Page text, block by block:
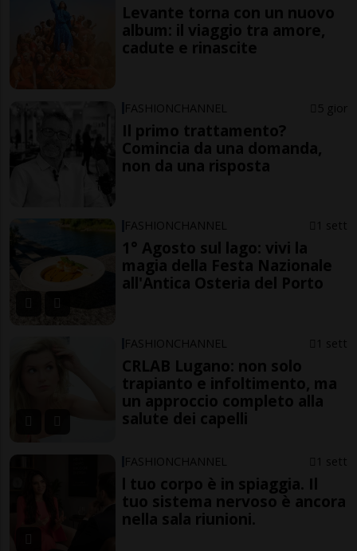
Levante torna con un nuovo
album: il viaggio tra amore,
cadute e rinascite
FASHIONCHANNEL 5 gior
Il primo trattamento?
Comincia da una domanda,
non da una risposta
FASHIONCHANNEL 1 sett
1° Agosto sul lago: vivi la
magia della Festa Nazionale
all'Antica Osteria del Porto
FASHIONCHANNEL 1 sett
CRLAB Lugano: non solo
trapianto e infoltimento, ma
un approccio completo alla
salute dei capelli
FASHIONCHANNEL 1 sett
l tuo corpo è in spiaggia. Il
tuo sistema nervoso è ancora
nella sala riunioni.